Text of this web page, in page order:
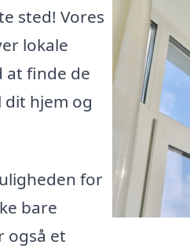
sted! Vores
lokale
at finde de
hjem og
for
bare
også et